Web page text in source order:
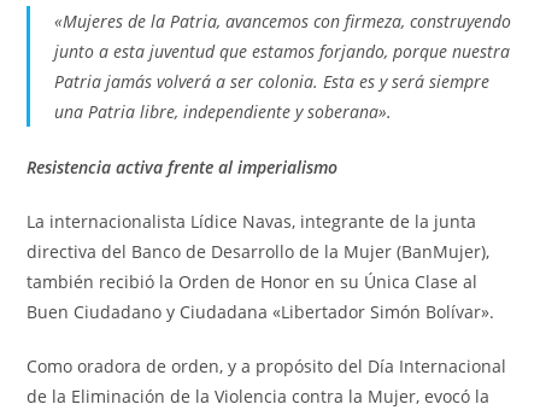
«Mujeres de la Patria, avancemos con firmeza, construyendo
junto a esta juventud que estamos forjando, porque nuestra
Patria jamás volverá a ser colonia. Esta es y será siempre
una Patria libre, independiente y soberana».
Resistencia activa frente al imperialismo
La internacionalista Lídice Navas, integrante de la junta
directiva del Banco de Desarrollo de la Mujer (BanMujer),
también recibió la Orden de Honor en su Única Clase al
Buen Ciudadano y Ciudadana «Libertador Simón Bolívar».
Como oradora de orden, y a propósito del Día Internacional
de la Eliminación de la Violencia contra la Mujer, evocó la